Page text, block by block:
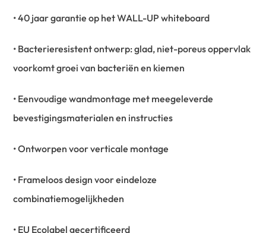
• 40 jaar garantie op het WALL-UP whiteboard
• Bacterieresistent ontwerp: glad, niet-poreus oppervlak
voorkomt groei van bacteriën en kiemen
• Eenvoudige wandmontage met meegeleverde
bevestigingsmaterialen en instructies
• Ontworpen voor verticale montage
• Frameloos design voor eindeloze
combinatiemogelijkheden
• EU Ecolabel gecertificeerd